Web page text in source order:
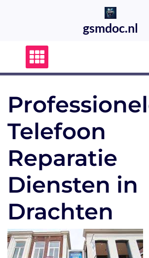
gsmdoc.nl
Telefoon
Reparatie
Diensten in
Drachten